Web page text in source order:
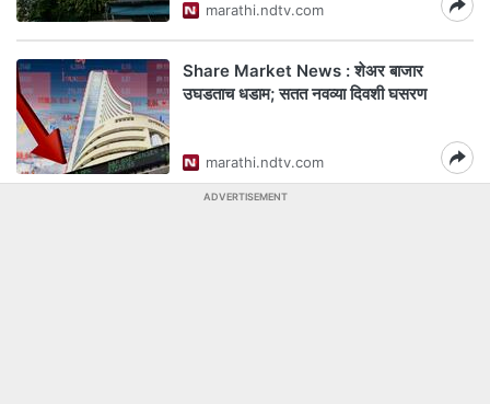
marathi.ndtv.com
Share Market News : शेअर बाजार
उघडताच धडाम; सतत नवव्या दिवशी घसरण
marathi.ndtv.com
ADVERTISEMENT